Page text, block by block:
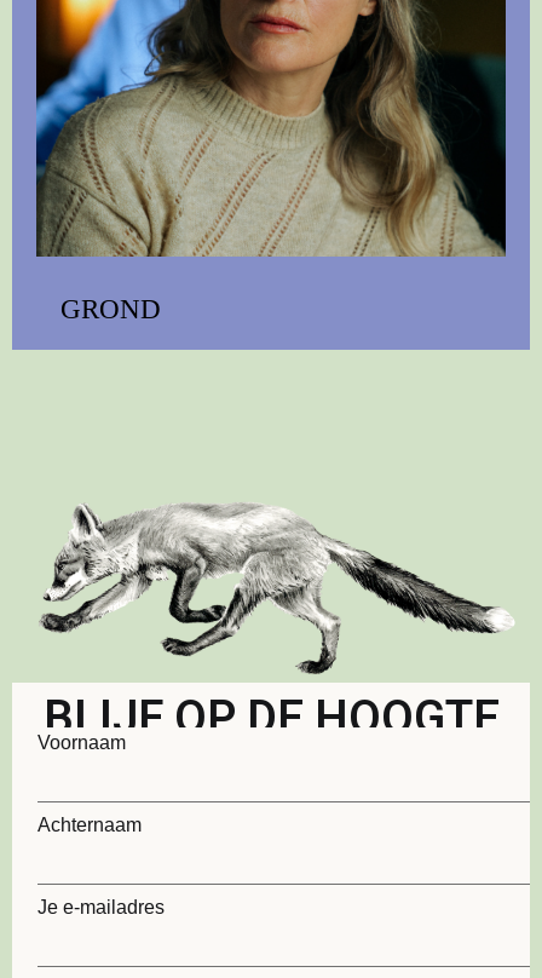
GROND
BLIJF OP DE HOOGTE
Voornaam
Achternaam
Je e-mailadres